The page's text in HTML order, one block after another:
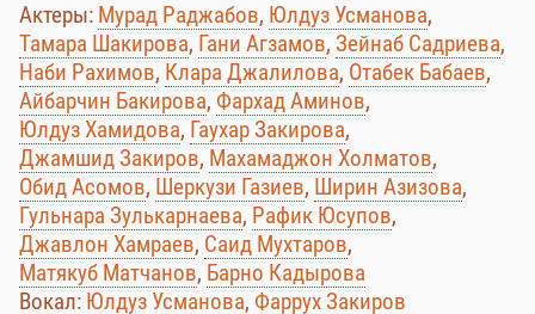
Актеры: Мурад Раджабов, Юлдуз Усманова,
Тамара Шакирова, Гани Агзамов, Зейнаб Садриева,
Наби Рахимов, Клара Джалилова, Отабек Бабаев,
Айбарчин Бакирова, Фархад Аминов,
Юлдуз Хамидова, Гаухар Закирова,
Джамшид Закиров, Махамаджон Холматов,
Обид Асомов, Шеркузи Газиев, Ширин Азизова,
Гульнара Зулькарнаева, Рафик Юсупов,
Джавлон Хамраев, Саид Мухтаров,
Матякуб Матчанов, Барно Кадырова
Вокал: Юлдуз Усманова, Фаррух Закиров